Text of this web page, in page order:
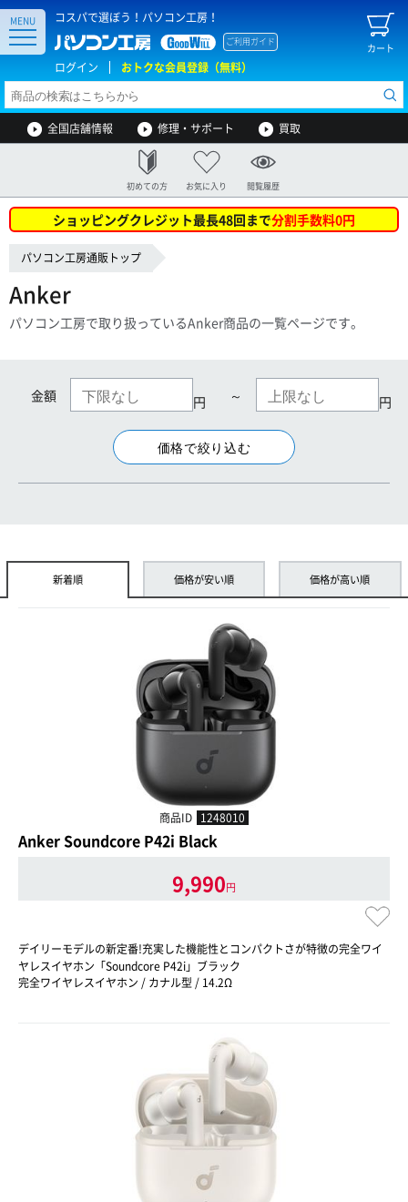
コスパで選ぼう！パソコン工房！
カート
ご利用ガイド
ログイン おトクな会員登録（無料）
MENU
全国店舗情報 修理・サポート 買取
初めての方 お気に入り 閲覧履歴
ショッピングクレジット最長48回まで分割手数料0円
パソコン工房通販トップ
Anker
パソコン工房で取り扱っているAnker商品の一覧ページです。
金額 円 ～ 円
新着順 価格が安い順 価格が高い順
商品ID 1248010
Anker Soundcore P42i Black
9,990円
デイリーモデルの新定番!充実した機能性とコンパクトさが特徴の完全ワイ
ヤレスイヤホン「Soundcore P42i」ブラック
完全ワイヤレスイヤホン / カナル型 / 14.2Ω